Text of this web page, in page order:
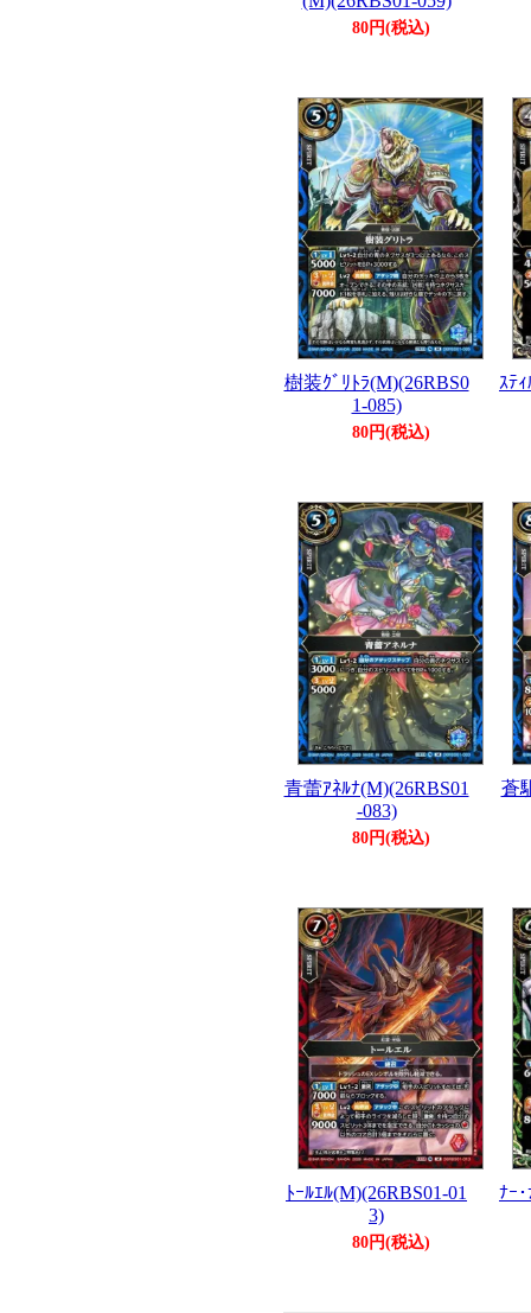
80円(税込)
樹装ｸﾞﾘﾄﾗ(M)(26RBS0
1-085)
80円(税込)
ｽﾃ
青蕾ｱﾈﾙﾅ(M)(26RBS01
-083)
80円(税込)
蒼
ﾄｰﾙｴﾙ(M)(26RBS01-01
3)
80円(税込)
ﾅｰ